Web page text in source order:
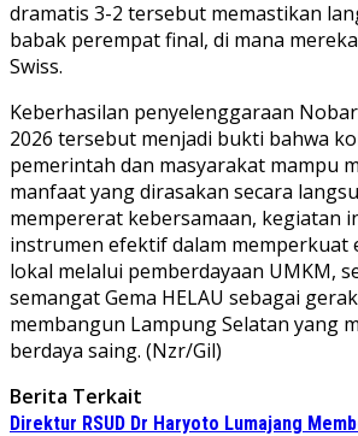
dramatis 3-2 tersebut memastikan
babak perempat final, di mana
Swiss.
Keberhasilan penyelenggaraan Nobar
2026 tersebut menjadi bukti bahwa
pemerintah dan masyarakat mampu
manfaat yang dirasakan secara
mempererat kebersamaan, kegiatan
instrumen efektif dalam memperkuat
lokal melalui pemberdayaan UMKM,
semangat Gema HELAU sebagai
membangun Lampung Selatan yang
berdaya saing. (Nzr/Gil)
Berita Terkait
Direktur RSUD Dr Haryoto Lumajang